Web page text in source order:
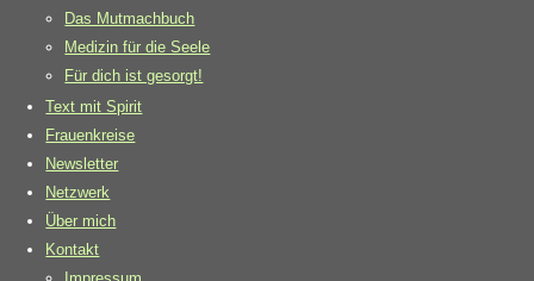
Das Mutmachbuch
Medizin für die Seele
Für dich ist gesorgt!
Text mit Spirit
Frauenkreise
Newsletter
Netzwerk
Über mich
Kontakt